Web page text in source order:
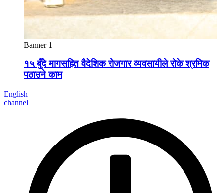
Banner 1
१५ बुँदे मागसहित वैदेशिक रोजगार व्यवसायीले रोके श्रमिक
पठाउने काम
English
channel